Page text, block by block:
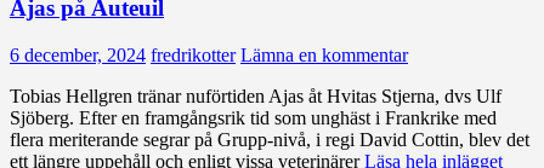
Ajas på Auteuil
6 december, 2024 fredrikotter Lämna en kommentar
Tobias Hellgren tränar nuförtiden Ajas åt Hvitas Stjerna, dvs Ulf
Sjöberg. Efter en framgångsrik tid som unghäst i Frankrike med
flera meriterande segrar på Grupp-nivå, i regi David Cottin, blev det
ett längre uppehåll och enligt vissa veterinärer Läsa hela inlägget